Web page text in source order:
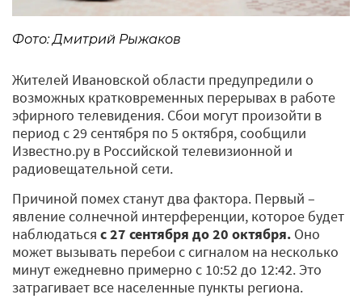
Фото: Дмитрий Рыжаков
Жителей Ивановской области предупредили о
возможных кратковременных перерывах в работе
эфирного телевидения. Сбои могут произойти в
период с 29 сентября по 5 октября, сообщили
Известно.ру в Российской телевизионной и
радиовещательной сети.
Причиной помех станут два фактора. Первый –
явление солнечной интерференции, которое будет
наблюдаться с 27 сентября до 20 октября. Оно
может вызывать перебои с сигналом на несколько
минут ежедневно примерно с 10:52 до 12:42. Это
затрагивает все населенные пункты региона.